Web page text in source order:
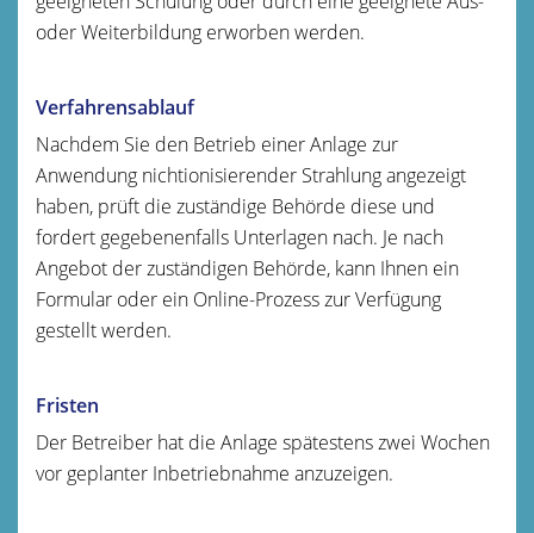
oder Weiterbildung erworben werden.
Verfahrensablauf
Nachdem Sie den Betrieb einer Anlage zur
Anwendung nichtionisierender Strahlung angezeigt
haben, prüft die zuständige Behörde diese und
fordert gegebenenfalls Unterlagen nach. Je nach
Angebot der zuständigen Behörde, kann Ihnen ein
Formular oder ein Online-Prozess zur Verfügung
gestellt werden.
Fristen
Der Betreiber hat die Anlage spätestens zwei Wochen
vor geplanter Inbetriebnahme anzuzeigen.